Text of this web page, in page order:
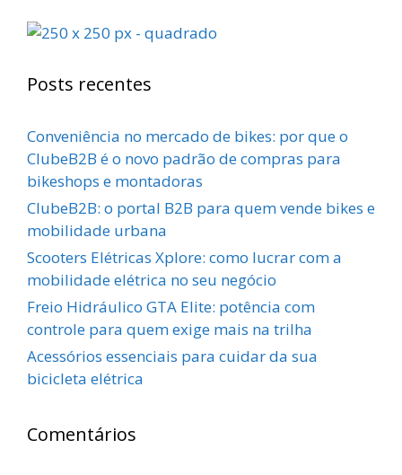
Posts recentes
Conveniência no mercado de bikes: por que o
ClubeB2B é o novo padrão de compras para
bikeshops e montadoras
ClubeB2B: o portal B2B para quem vende bikes e
mobilidade urbana
Scooters Elétricas Xplore: como lucrar com a
mobilidade elétrica no seu negócio
Freio Hidráulico GTA Elite: potência com
controle para quem exige mais na trilha
Acessórios essenciais para cuidar da sua
bicicleta elétrica
Comentários